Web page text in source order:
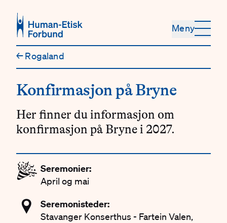
Meny
←Rogaland
Konfirmasjon på Bryne
Her finner du informasjon om
konfirmasjon på Bryne i 2027.
🎉 Seremonier:
April og mai
📍 Seremonisteder:
Stavanger Konserthus - Fartein Valen,